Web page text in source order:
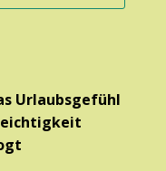
Urlaubsgefühl